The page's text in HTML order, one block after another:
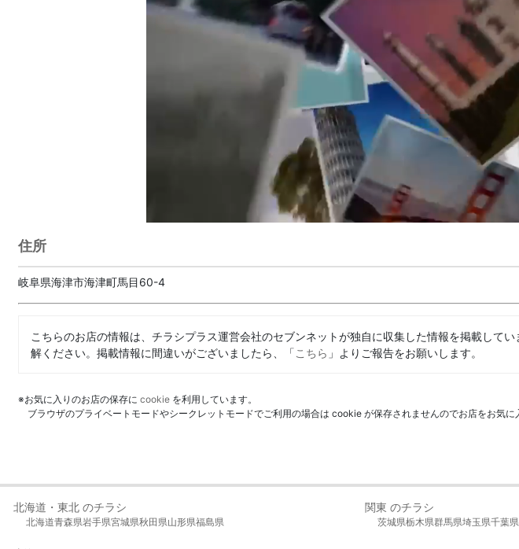
住所
岐阜県海津市海津町馬目60-4
こちらのお店の情報は、チラシプラス運営会社のセブンネットが独自に収集した情報を掲載して
解ください。掲載情報に間違いがございましたら、「こちら 」よりご報告をお願いします。
※お気に入りのお店の保存に cookie を利用しています。
ブラウザのプライベートモードやシークレットモードでご利用の場合は cookie が保存されませんのでお店をお気に
北海道・東北 のチラシ
北海道青森県岩手県宮城県秋田県山形県福島県
関東 のチラシ
茨城県栃木県群馬県埼玉県千葉県